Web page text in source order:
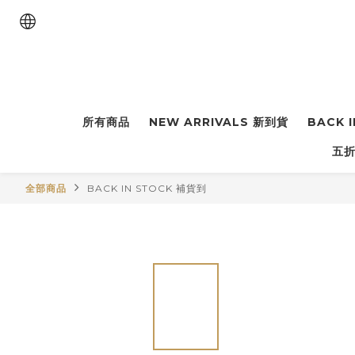
所有商品 NEW ARRIVALS 新到貨 BACK
五
全部商品 BACK IN STOCK 補貨到